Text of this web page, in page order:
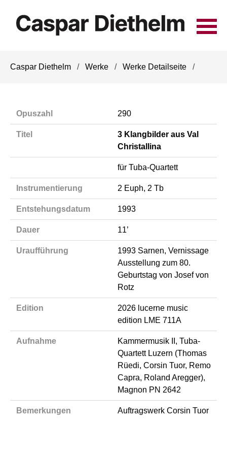
überspringen
Caspar Diethelm Werke Werke Detailseite
Opuszahl 290
Titel
3 Klangbilder aus Val
Christallina
für Tuba-Quartett
Instrumentierung 2 Euph, 2 Tb
Entstehungsdatum 1993
Dauer 11’
Uraufführung
1993 Sarnen, Vernissage
Ausstellung zum 80.
Geburtstag von Josef von
Rotz
Edition
2026 lucerne music
edition LME 711A
Aufnahme
Kammermusik II, Tuba-
Quartett Luzern (Thomas
Rüedi, Corsin Tuor, Remo
Capra, Roland Aregger),
Magnon PN 2642
Bemerkungen Auftragswerk Corsin Tuor